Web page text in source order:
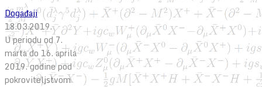
Događaji
18.03.2019.
U periodu od 7.
marta do 16. aprila
2019. godine pod
pokroviteljstvom